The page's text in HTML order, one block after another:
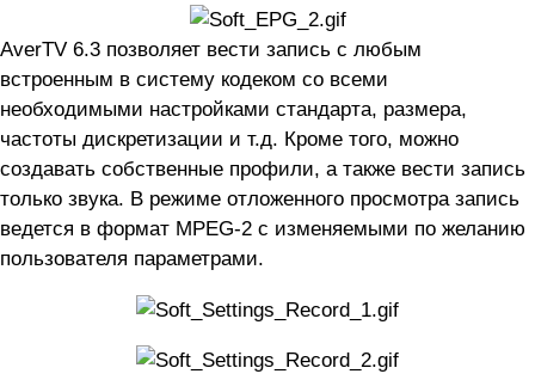
AverTV 6.3 позволяет вести запись с любым
встроенным в систему кодеком со всеми
необходимыми настройками стандарта, размера,
частоты дискретизации и т.д. Кроме того, можно
создавать собственные профили, а также вести запись
только звука. В режиме отложенного просмотра запись
ведется в формат MPEG-2 с изменяемыми по желанию
пользователя параметрами.